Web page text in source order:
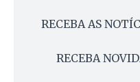
RECEBA AS
RECEBA